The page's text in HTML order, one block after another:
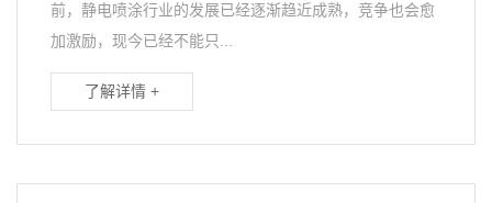
前，静电喷涂行业的发展已经逐渐趋近成熟，竞争也会愈
加激励，现今已经不能只...
了解详情 +